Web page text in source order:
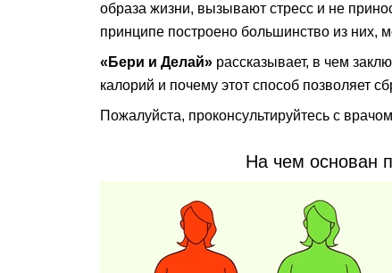
образа жизни, вызывают стресс и не
принципе построено большинство из них,
«Бери и Делай» рассказывает, в чем
калорий и почему этот способ позволяет
Пожалуйста, проконсультируйтесь с
На чем основан